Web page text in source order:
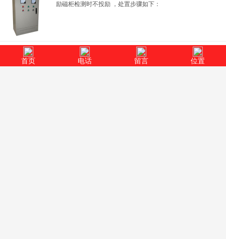
励磁柜检测时不投励 ，处置步骤如下：
石家庄丹创励磁柜增磁和消磁的关系和原理？
;励磁装置是指同步发电机的励磁系统中除励磁电源以外的对励
首页 电话 留言 位置